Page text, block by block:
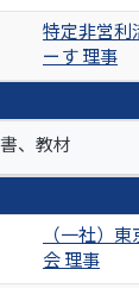
特定非営利
ーす 理事
、教材
（一社）
会 理事